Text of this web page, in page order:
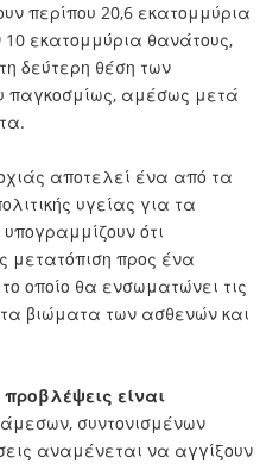
περίπου 20,6 εκατομμύρια
εκατομμύρια θανάτους,
δεύτερη θέση των
παγκοσμίως, αμέσως μετά
αποτελεί ένα από τα
υγείας για τα
ότι
μετατόπιση προς ένα
οποίο θα ενσωματώνει τις
βιώματα των ασθενών και
προβλέψεις είναι
συντονισμένων
αναμένεται να αγγίξουν